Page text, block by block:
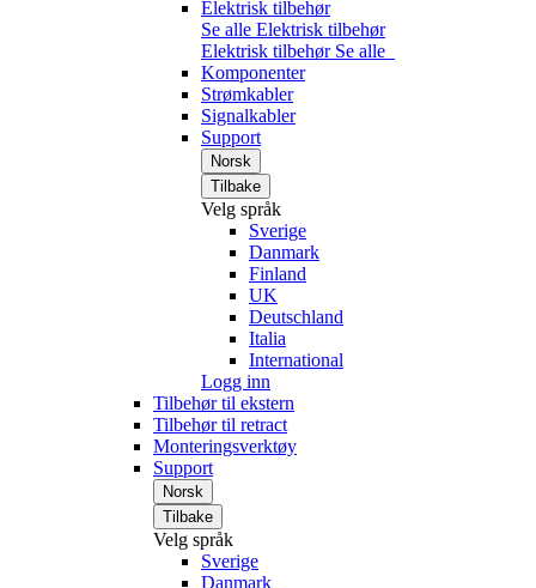
Elektrisk tilbehør
Se alle Elektrisk tilbehør
Elektrisk tilbehør Se alle
Komponenter
Strømkabler
Signalkabler
Support
Norsk
Tilbake
Velg språk
Sverige
Danmark
Finland
UK
Deutschland
Italia
International
Logg inn
Tilbehør til ekstern
Tilbehør til retract
Monteringsverktøy
Support
Norsk
Tilbake
Velg språk
Sverige
Danmark